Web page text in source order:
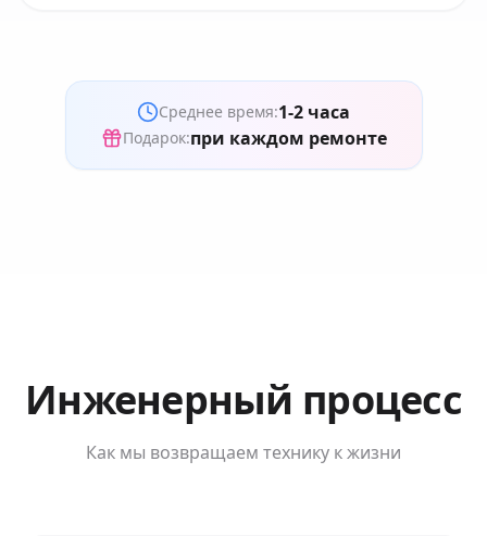
Среднее время:1-2 часа
Подарок:при каждом ремонте
Инженерный процесс
Как мы возвращаем технику к жизни